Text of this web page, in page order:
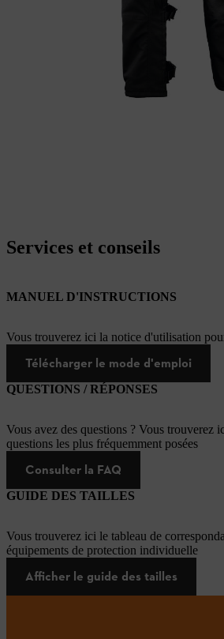
Services et conseils
MANUEL D'INSTRUCTIONS
Vous trouverez ici la notice d'utilisation
Télécharger le mode d'emploi
QUESTIONS / RÉPONSES
Vous avez des questions ? Vous trouverez
questions les plus fréquemment posées
Consulter la FAQ
GUIDE DES TAILLES
Vous trouverez ici le tableau de
équipements de protection individuelle
Afficher le guide des tailles